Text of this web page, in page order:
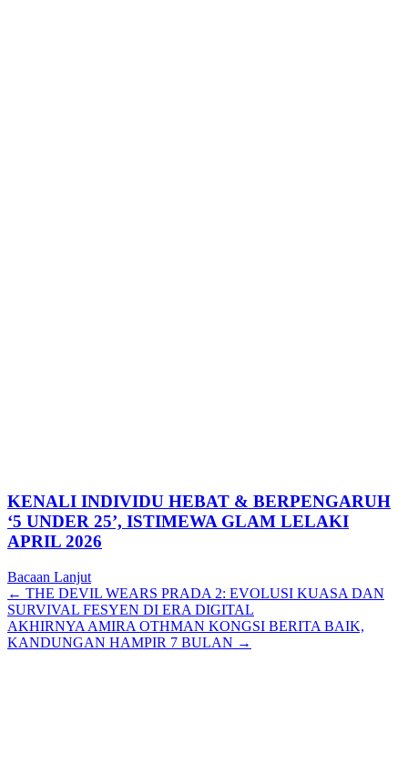
KENALI INDIVIDU HEBAT & BERPENGARUH
‘5 UNDER 25’, ISTIMEWA GLAM LELAKI
APRIL 2026
Bacaan Lanjut
Posts
navigation
← THE DEVIL WEARS PRADA 2: EVOLUSI KUASA DAN
SURVIVAL FESYEN DI ERA DIGITAL
AKHIRNYA AMIRA OTHMAN KONGSI BERITA BAIK,
KANDUNGAN HAMPIR 7 BULAN →